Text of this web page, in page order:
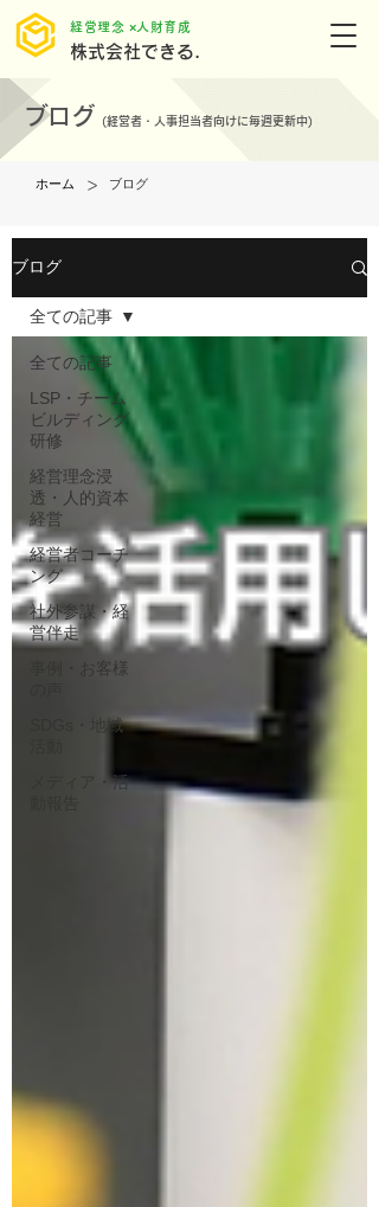
株式会社できる.
​経営理念 ×人財育成
ブログ (経営者・人事担当者向けに毎週更新中)
ホーム > ブログ
ブログ
全ての記事
LSP・チーム
ビルディング
研修
経営理念浸
透・人的資本
経営
経営者コーチ
ング
社外参謀・経
営伴走
事例・お客様
SDGs・地域
メディア・活
全ての記事